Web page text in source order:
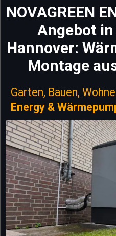
NOVAGREEN
Angebot
Hannover:
Montage
Garten, Bauen,
Energy &